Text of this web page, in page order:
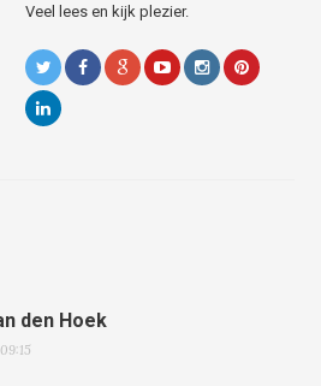
Veel lees en kijk plezier.
den Hoek